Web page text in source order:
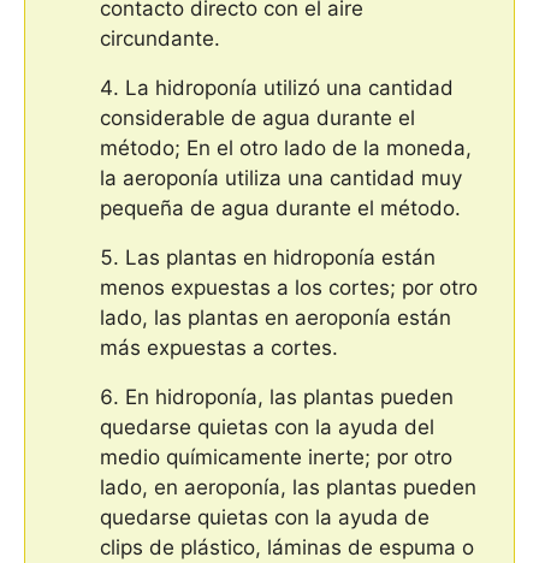
contacto directo con el aire
circundante.
La hidroponía utilizó una cantidad
considerable de agua durante el
método; En el otro lado de la moneda,
la aeroponía utiliza una cantidad muy
pequeña de agua durante el método.
Las plantas en hidroponía están
menos expuestas a los cortes; por otro
lado, las plantas en aeroponía están
más expuestas a cortes.
En hidroponía, las plantas pueden
quedarse quietas con la ayuda del
medio químicamente inerte; por otro
lado, en aeroponía, las plantas pueden
quedarse quietas con la ayuda de
clips de plástico, láminas de espuma o